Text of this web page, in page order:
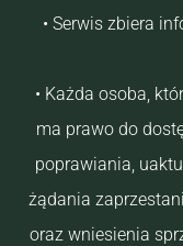
• Serwis zbiera
• Każda osoba,
ma prawo do
poprawiania,
żądania
oraz wniesienia